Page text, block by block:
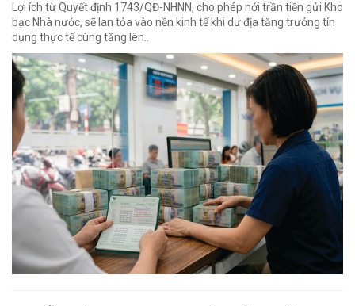
Lợi ích từ Quyết định 1743/QĐ-NHNN, cho phép nới trần tiền gửi Kho
bạc Nhà nước, sẽ lan tỏa vào nền kinh tế khi dư địa tăng trưởng tín
dụng thực tế cùng tăng lên..